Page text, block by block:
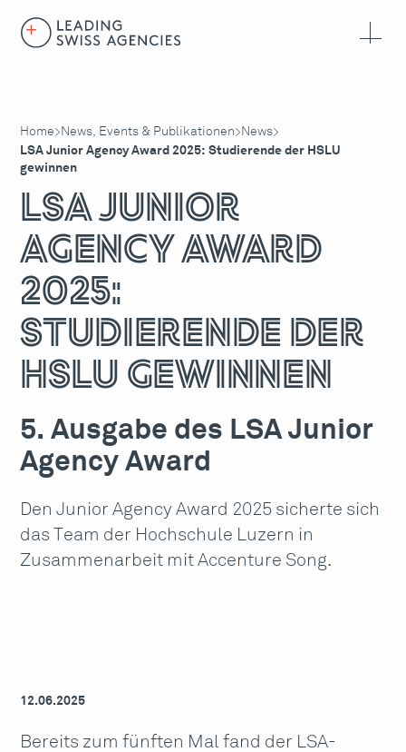
Home> News, Events & Publikationen> News>
LSA Junior Agency Award 2025: Studierende der HSLU
gewinnen
LSA Junior
Agency Award
2025:
Studierende der
HSLU gewinnen
5. Ausgabe des LSA Junior
Agency Award
Den Junior Agency Award 2025 sicherte sich
das Team der Hochschule Luzern in
Zusammenarbeit mit Accenture Song.
12.06.2025
Bereits zum fünften Mal fand der LSA-